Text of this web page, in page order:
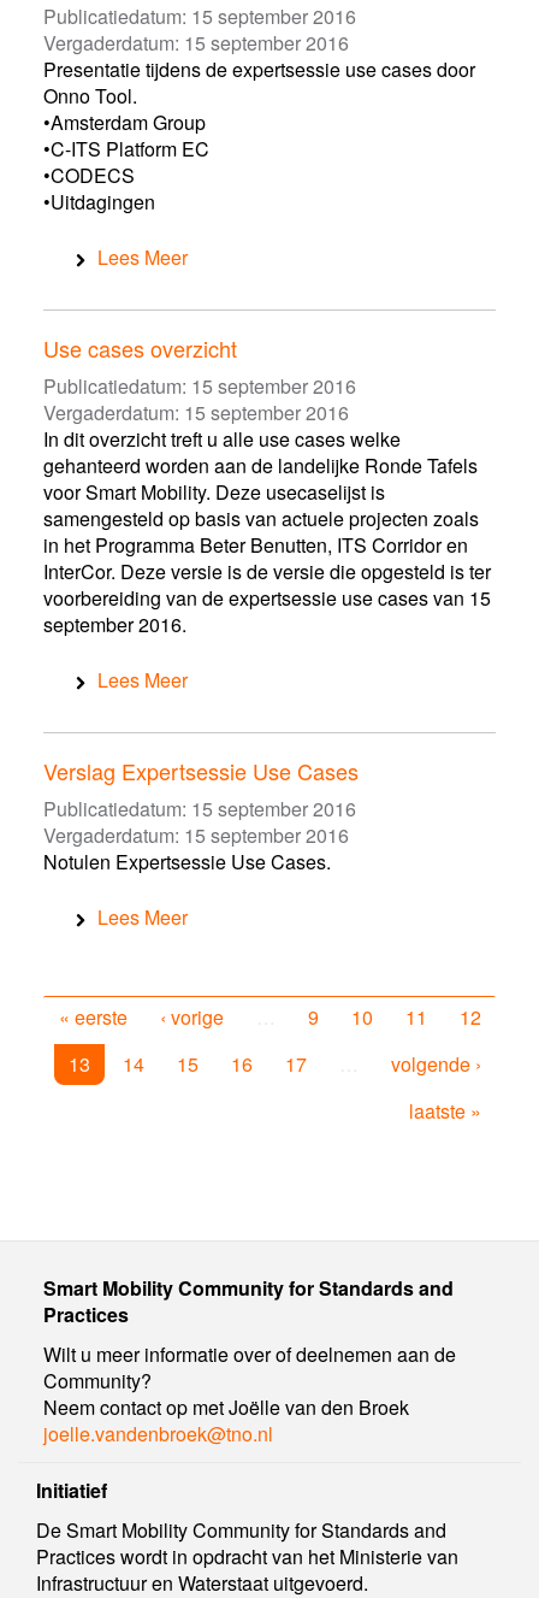
Publicatiedatum: 15 september 2016
Vergaderdatum: 15 september 2016
Presentatie tijdens de expertsessie use cases door
Onno Tool.
•Amsterdam Group
•C-ITS Platform EC
•CODECS
•Uitdagingen
Lees Meer
Use cases overzicht
Publicatiedatum: 15 september 2016
Vergaderdatum: 15 september 2016
In dit overzicht treft u alle use cases welke
gehanteerd worden aan de landelijke Ronde Tafels
voor Smart Mobility. Deze usecaselijst is
samengesteld op basis van actuele projecten zoals
in het Programma Beter Benutten, ITS Corridor en
InterCor. Deze versie is de versie die opgesteld is ter
voorbereiding van de expertsessie use cases van 15
september 2016.
Lees Meer
Verslag Expertsessie Use Cases
Publicatiedatum: 15 september 2016
Vergaderdatum: 15 september 2016
Notulen Expertsessie Use Cases.
Lees Meer
« eerste ‹ vorige … 9 10 11
12
13
14 15 16 17 …
volgende ›
laatste »
Smart Mobility Community for Standards and
Practices
Wilt u meer informatie over of deelnemen aan de
Community?
Neem contact op met Joëlle van den Broek
joelle.vandenbroek@tno.nl
Initiatief
De Smart Mobility Community for Standards and
Practices wordt in opdracht van het Ministerie van
Infrastructuur en Waterstaat uitgevoerd.